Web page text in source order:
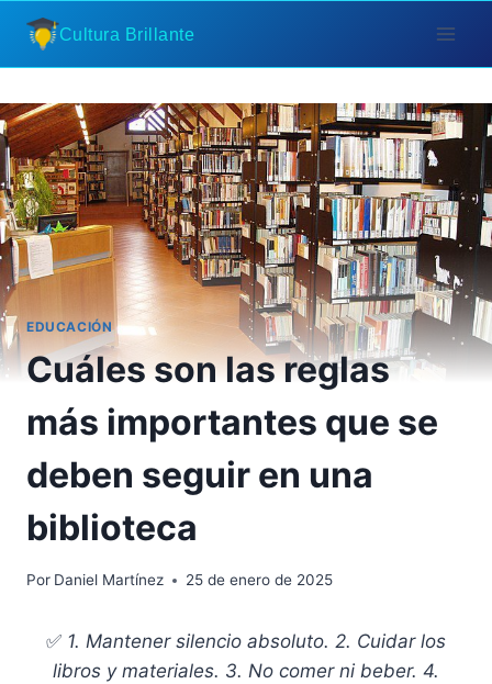
Saltar
contenido
Cultura Brillante
EDUCACIÓN
Cuáles son las reglas
más importantes que se
deben seguir en una
biblioteca
Por Daniel Martínez 25 de enero de 2025
✅ 1. Mantener silencio absoluto. 2. Cuidar los
libros y materiales. 3. No comer ni beber. 4.